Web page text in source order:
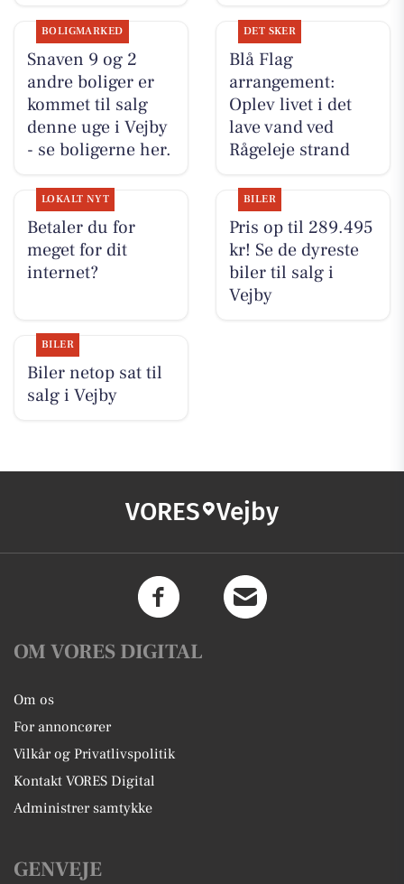
BOLIGMARKED
Snaven 9 og 2
andre boliger er
kommet til salg
denne uge i Vejby
- se boligerne her.
DET SKER
Blå Flag
arrangement:
Oplev livet i det
lave vand ved
Rågeleje strand
LOKALT NYT
Betaler du for
meget for dit
internet?
BILER
Pris op til 289.495
kr! Se de dyreste
biler til salg i
Vejby
BILER
Biler netop sat til
salg i Vejby
VORES Vejby
OM VORES DIGITAL
Om os
For annoncører
Vilkår og Privatlivspolitik
Kontakt VORES Digital
Administrer samtykke
GENVEJE